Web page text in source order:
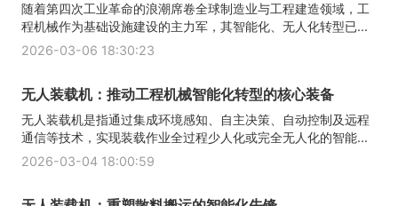
随着第四次工业革命的浪潮席卷全球制造业与工程建造领域，工
程机械作为基础设施建设的主力军，其智能化、无人化转型已...
2026-03-06 18:30:23
无人装载机：推动工程机械智能化转型的核心装备
无人装载机是指通过集成环境感知、自主决策、自动控制及远程
通信等技术，实现装载作业全过程少人化或完全无人化的智能...
2026-03-04 18:00:59